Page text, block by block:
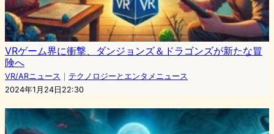
VRゲーム界に衝撃、ダンジョンズ＆ドラゴンズが新たな冒
険へ
VR/ARニュース ｜ テクノロジーとエンタメニュース
2024年1月24日22:30